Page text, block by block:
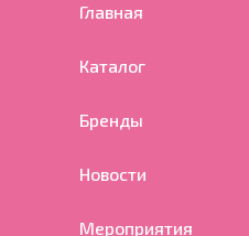
Главная
Каталог
Бренды
Новости
Мероприятия